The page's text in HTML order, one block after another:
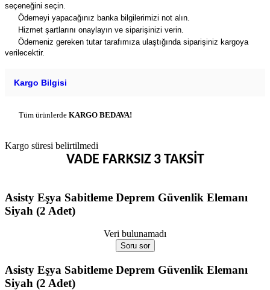
seçeneğini seçin.
Ödemeyi yapacağınız banka bilgilerimizi not alın.
Hizmet şartlarını onaylayın ve siparişinizi verin.
Ödemeniz gereken tutar tarafımıza ulaştığında siparişiniz kargoya
verilecektir.
Kargo Bilgisi
Tüm ürünlerde KARGO BEDAVA!
Kargo süresi belirtilmedi
VADE FARKSIZ 3 TAKSİT
Asisty Eşya Sabitleme Deprem Güvenlik Elemanı
Siyah (2 Adet)
Veri bulunamadı
Soru sor
Asisty Eşya Sabitleme Deprem Güvenlik Elemanı
Siyah (2 Adet)